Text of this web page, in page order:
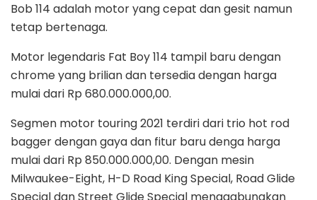
Bob 114 adalah motor yang cepat dan gesit namun
tetap bertenaga.
Motor legendaris Fat Boy 114 tampil baru dengan
chrome yang brilian dan tersedia dengan harga
mulai dari Rp 680.000.000,00.
Segmen motor touring 2021 terdiri dari trio hot rod
bagger dengan gaya dan fitur baru denga harga
mulai dari Rp 850.000.000,00. Dengan mesin
Milwaukee-Eight, H-D Road King Special, Road Glide